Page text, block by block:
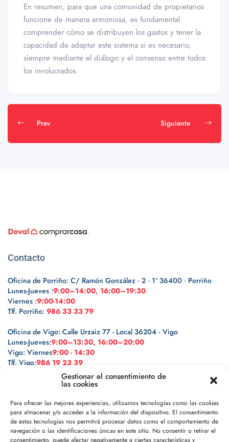
Gestionar el consentimiento de
las cookies
Para ofrecer las mejores experiencias, utilizamos tecnologías como las cookies
para almacenar y/o acceder a la información del dispositivo. El consentimiento
de estas tecnologías nos permitirá procesar datos como el comportamiento de
navegación o las identificaciones únicas en este sitio. No consentir o retirar el
consentimiento, puede afectar negativamente a ciertas características y
En resumen, para que una comunidad de propietarios
funcione de manera armoniosa, es fundamental
comprender cómo se distribuyen los gastos y tener la
capacidad de adaptar este sistema si es necesario,
siempre mediante el diálogo y el consenso entre todos
los involucrados.
Prev Siguiente
Contacto
Oficina de Porriño: C/ Ramón González · 2 · 1º 36400 · Porriño
Lunes-Jueves :9:00–14:00, 16:00–19:30
Viernes :9:00-14:00
Tlf. Porriño: 986 33 33 79
Oficina de Vigo: Calle Urzaiz 77 - Local 36204 · Vigo
Lunes-Jueves:9:00–13:30, 16:00–20:00
Vigo: Viernes9:00 - 14:30
Tlf. Vigo:986 19 23 39
Legal
Política de privacidad